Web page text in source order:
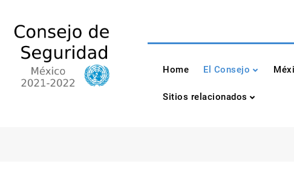
content
Consejo de
México 2021-2022
Home El Consejo
Sitios relacionados